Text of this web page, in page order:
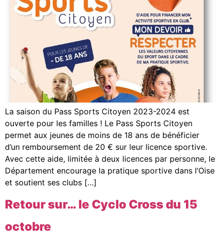
La saison du Pass Sports Citoyen 2023-2024 est
ouverte pour les familles ! Le Pass Sports Citoyen
permet aux jeunes de moins de 18 ans de bénéficier
d’un remboursement de 20 € sur leur licence sportive.
Avec cette aide, limitée à deux licences par personne, le
Département encourage la pratique sportive dans l’Oise
et soutient ses clubs […]
Retour sur… le Cyclo Cross du 15
octobre